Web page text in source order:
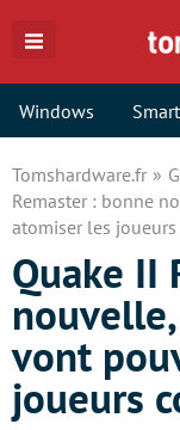
Windows
Tomshardware.fr
Remaster : bonne
atomiser les
Quake II
vont
joueurs